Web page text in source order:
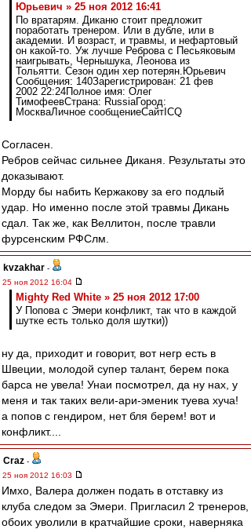
Юрьевич » 25 ноя 2012 16:41
По вратарям. Диканю стоит предложит
поработать тренером. Или в дубле, или в
академии. И возраст, и травмы, и нефартовый
он какой-то. Уж лучше Реброва с Песьяковым
наигрывать, Чернышука, Леонова из
Тольятти. Сезон один хер потерян.Юрьевич
Сообщения: 140Зарегистрирован: 21 фев
2002 22:24Полное имя: Олег
ТимофеевСтрана: RussiaГород:
МоскваЛичное сообщениеСайтICQ
Согласен.
Ребров сейчас сильнее Диканя. Результаты это
доказывают.
Морду бы набить Кержакову за его подлый
удар. Но именно после этой травмы Дикань
сдал. Так же, как Веллитон, после травли
фурсенским РФСлм.
kvzakhar -
25 ноя 2012 16:04
Mighty Red White » 25 ноя 2012 17:00
У Попова с Эмери конфликт, так что в каждой
шутке есть только доля шутки))
ну да, приходит и говорит, вот негр есть в
Швеции, молодой супер талант, берем пока
барса не увела! Унаи посмотрел, да ну нах, у
меня и так таких вели-ари-эменик туева хуча!
а попов с гендиром, нет бля берем! вот и
конфликт....
Craz -
25 ноя 2012 16:03
Имхо, Валера должен подать в отставку из
клуба следом за Эмери. Пригласил 2 тренеров,
обоих уволили в кратчайшие сроки, наверняка